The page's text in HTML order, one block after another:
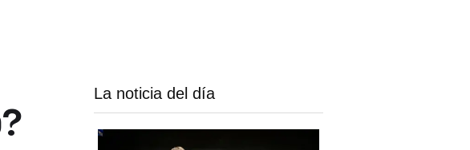
La noticia del día